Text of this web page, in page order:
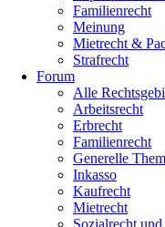
Familienrecht
Meinung
Mietrecht &
Strafrecht
Forum
Alle
Arbeitsrecht
Erbrecht
Familienrecht
Generelle
Inkasso
Kaufrecht
Mietrecht
Sozialrecht